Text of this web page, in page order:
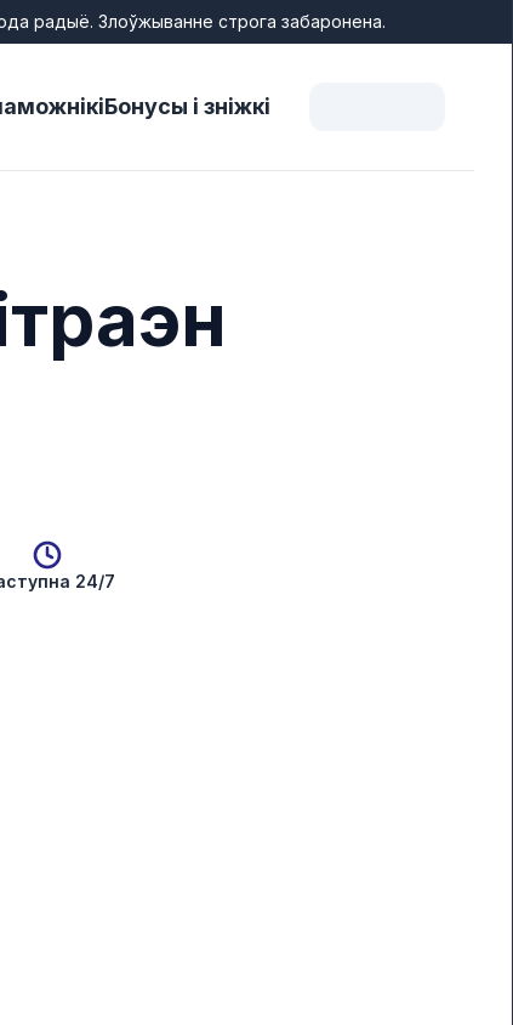
радыё. Злоўжыванне строга забаронена.
Бонусы і зніжкі
24/7